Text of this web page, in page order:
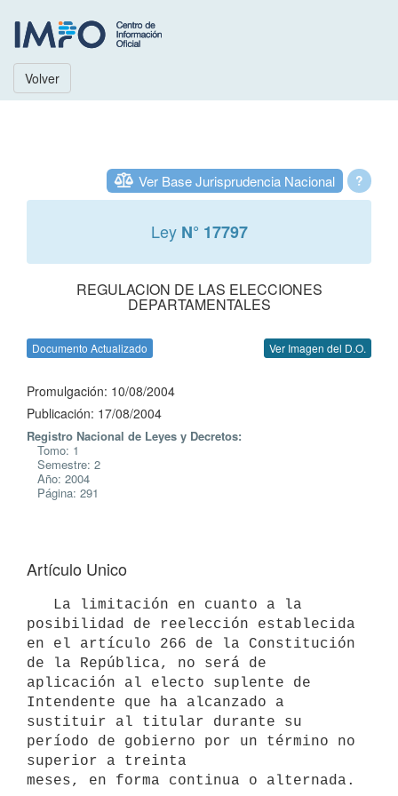
Volver
?
Ver Base Jurisprudencia Nacional
Ley N° 17797
REGULACION DE LAS ELECCIONES
DEPARTAMENTALES
Documento Actualizado Ver Imagen del D.O.
Promulgación: 10/08/2004
Publicación: 17/08/2004
Registro Nacional de Leyes y Decretos:
Tomo: 1
Semestre: 2
Año: 2004
Página: 291
Artículo Unico
posibilidad de reelección establecida
en el artículo 266 de la Constitución
de la República, no será de
aplicación al electo suplente de
Intendente que ha alcanzado a
sustituir al titular durante su
período de gobierno por un término no
superior a treinta
meses, en forma continua o alternada.